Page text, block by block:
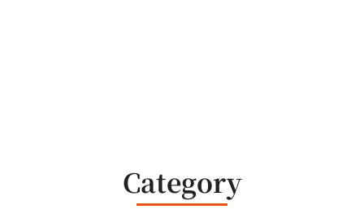
Category